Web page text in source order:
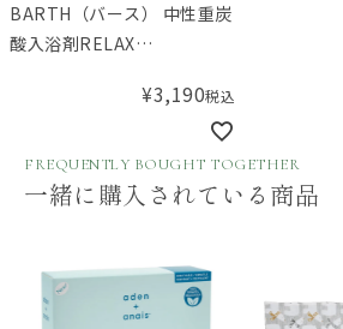
BARTH（バース） 中性重炭
酸入浴剤RELAX
¥3,190税込
FREQUENTLY BOUGHT TOGETHER
一緒に購入されている商品